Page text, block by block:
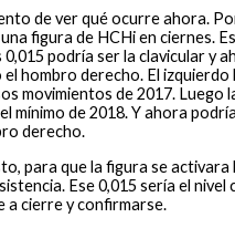
de ver qué ocurre ahora.
figura de HCHi en ciernes.
podría ser la clavicular y
hombro derecho. El izquierdo
movimientos de 2017. Luego
mínimo de 2018. Y ahora
derecho.
para que la figura se activara
Ese 0,015 sería el nivel
a cierre y confirmarse.